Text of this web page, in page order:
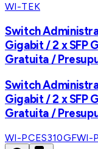
WI-TEK
Switch
Gigabit / 2 x SFP
Gratuita /
Switch
Gigabit / 2 x SFP
Gratuita /
WI-PCES310GFWI-